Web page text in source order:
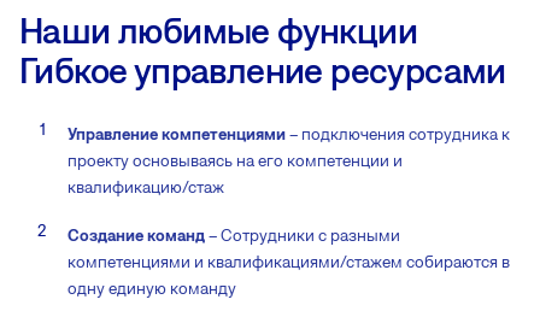
Наши любимые функции
Гибкое управление ресурсами
Управление компетенциями– подключения сотрудника к
проекту основываясь на его компетенции и
квалификацию/стаж
Создание команд– Сотрудники с разными
компетенциями и квалификациями/стажем собираются в
одну единую команду